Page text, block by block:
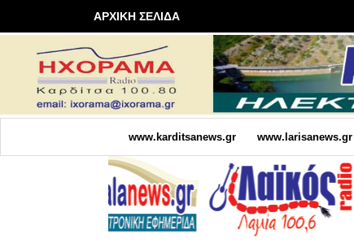
ΑΡΧΙΚΗ ΣΕΛΙΔΑ
www.karditsanews.gr www.larisanews.gr